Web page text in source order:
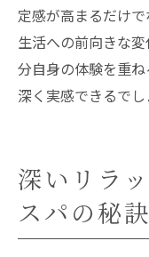
定感が高まるだけ
生活への前向きな
分自身の体験を重
深く実感できるでし
深いリラ
スパの秘訣